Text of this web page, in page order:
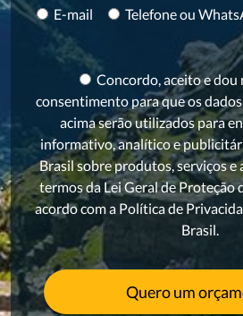
E-mail Telefone ou
Concordo, aceito e dou
consentimento para que os
acima serão utilizados para
informativo, analítico e
Brasil sobre produtos, serviços e
termos da Lei Geral de Proteção
acordo com a Política de
Brasil.
Quero um